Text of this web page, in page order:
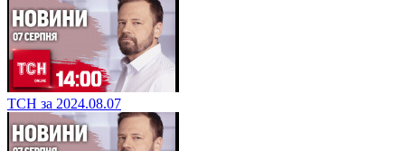
ТСН за 2024.08.07